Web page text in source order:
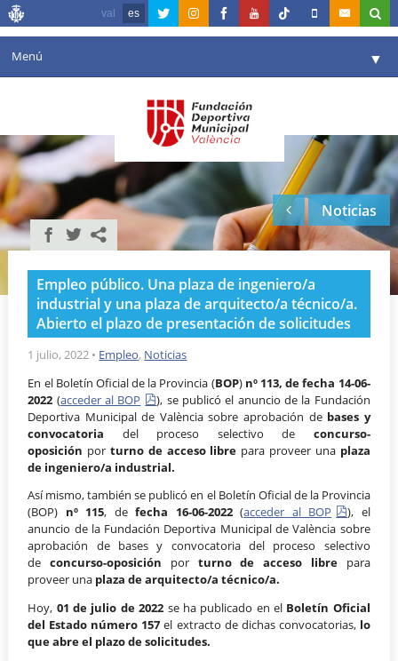
val es
Menú ▼
Agenda
Instalaciones ▼
Comunicación ▼
Valencia en deporte
Portal de Transparencia
Reservas
Noticias
Empleo público. Una plaza de ingeniero/a
industrial y una plaza de arquitecto/a técnico/a.
Abierto el plazo de presentación de solicitudes
1 julio, 2022 • Empleo, Noticias
En el Boletín Oficial de la Provincia (BOP) nº 113, de fecha 14-06-
2022 (acceder al BOP
), se publicó el anuncio de la Fundación
Deportiva Municipal de València sobre aprobación de bases y
convocatoria del proceso selectivo de concurso-
oposición por turno de acceso libre para proveer una plaza
de ingeniero/a industrial.
Así mismo, también se publicó en el Boletín Oficial de la Provincia
(BOP) nº 115, defecha 16-06-2022(acceder al BOP
), el
anuncio de la Fundación Deportiva Municipal de València sobre
aprobación de bases y convocatoria del proceso selectivo
deconcurso-oposición por turno de acceso librepara
proveer una plaza de arquitecto/a técnico/a.
Hoy, 01 de julio de 2022 se ha publicado en elBoletín Oficial
del Estado número 157el extracto de dichas convocatorias,lo
que abre el plazo de solicitudes.